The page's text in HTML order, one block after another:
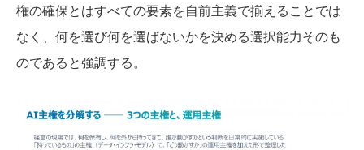
権の確保とはすべての要素を自前主義で揃えることでは
なく、何を選び何を選ばないかを決める選択能力そのも
のであると強調する。